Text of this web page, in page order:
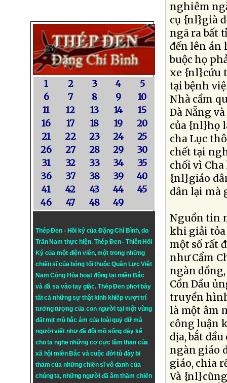
1 2 3 4
5
6
7 8 9
10
11
12 13 14
15
16
17 18 19
20
21
22 23 24
25
26
27 28 29
30
31
32 33 34
35
36
37 38 39
40
41
42 43 44
45
46
47 48 49
Thép Đen - Hồi ký của Đặng Chí Bình, do
Trần Nam thực hiện. Thép Đen- Thiên Hồi
Ký của một điện viên, một trong những
chiến sĩ của bóng tối thuộc Quân Lực Việt
Nam Cộng Hòa hoạt động tại miền Bắc
và đã sa vào tay giặc. Thép Đen phơi bày
tất cả những sự thật kinh khiếp vượt trí
tưởng tượng của con người tại một vùng
đất mịt mù hắc ám của loài quỷ dữ mà
người viết như đã đội mồ sống dậy kể
cho ta nghe những cơ cực lầm than của
xã hội miền Bắc và cuộc đời tù đày bi
thảm của những chiến sĩ vô danh của
chúng ta, những người đã âm thầm chiến
nghiêm
cụ {nl}già
ngã ra bất
đến lên án
buộc họ
xe {nl}cứu
tại bệnh
Nhà cầm
Ðà Nẵng
của {nl}họ
cha Lục
chết tại
chối vì
{nl}giáo
dân lại mà
Nguồn tin
khi giải tỏa
một số rất
như Cẩm
ngàn
Cồn Dầu
truyền
là một âm
công luận
địa, bắt
ngàn giáo
giáo, chia
Và